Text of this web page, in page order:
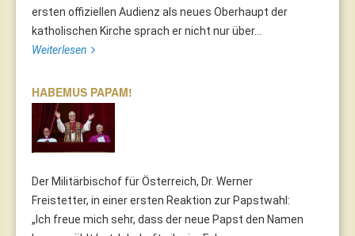
ersten offiziellen Audienz als neues Oberhaupt der
katholischen Kirche sprach er nicht nur über...
Weiterlesen
HABEMUS PAPAM!
Der Militärbischof für Österreich, Dr. Werner
Freistetter, in einer ersten Reaktion zur Papstwahl:
„Ich freue mich sehr, dass der neue Papst den Namen